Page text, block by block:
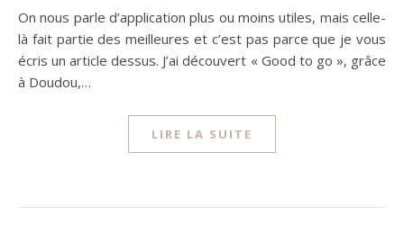
On nous parle d’application plus ou moins utiles, mais celle-
là fait partie des meilleures et c’est pas parce que je vous
écris un article dessus. J’ai découvert « Good to go », grâce
à Doudou,…
LIRE LA SUITE